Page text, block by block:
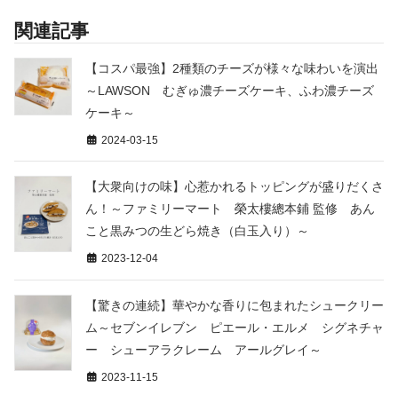
関連記事
【コスパ最強】2種類のチーズが様々な味わいを演出
～LAWSON むぎゅ濃チーズケーキ、ふわ濃チーズ
ケーキ～
2024-03-15
【大衆向けの味】心惹かれるトッピングが盛りだくさ
ん！～ファミリーマート 榮太樓總本鋪 監修 あん
こと黒みつの生どら焼き（白玉入り）～
2023-12-04
【驚きの連続】華やかな香りに包まれたシュークリー
ム～セブンイレブン ピエール・エルメ シグネチャ
ー シューアラクレーム アールグレイ～
2023-11-15